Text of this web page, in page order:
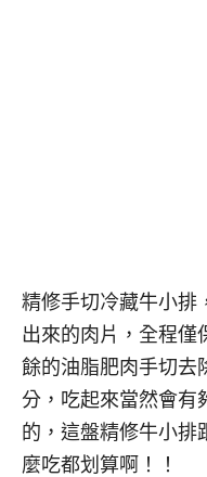
精修手切冷藏牛小排
出來的肉片，全程僅
餘的油脂肥肉手切去
分，吃起來當然會有
的，這盤精修牛小排
麼吃都划算啊！！